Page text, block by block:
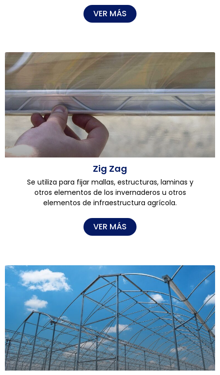
VER MÁS
Zig Zag
Se utiliza para fijar mallas, estructuras, laminas y
otros elementos de los invernaderos u otros
elementos de infraestructura agrícola.
VER MÁS